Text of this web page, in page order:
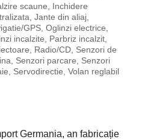
scaune, Inchidere
Jante din aliaj,
GPS, Oglinzi electrice,
incalzite, Parbriz incalzit,
Radio/CD, Senzori de
Senzori parcare, Senzori
Servodirectie, Volan reglabil
Germania, an fabricație